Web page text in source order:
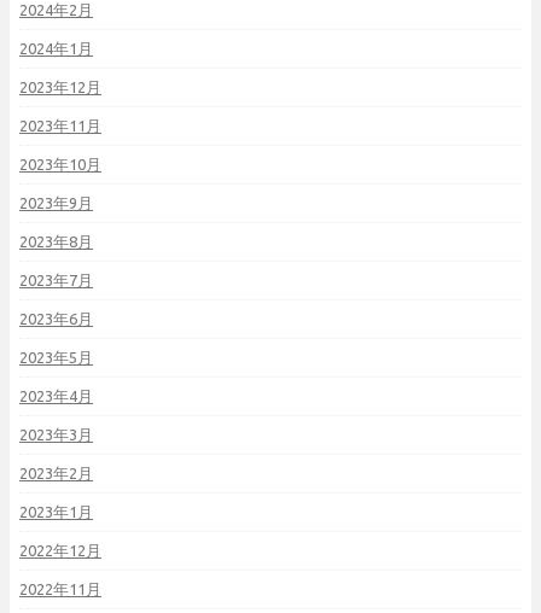
2024年2月
2024年1月
2023年12月
2023年11月
2023年10月
2023年9月
2023年8月
2023年7月
2023年6月
2023年5月
2023年4月
2023年3月
2023年2月
2023年1月
2022年12月
2022年11月